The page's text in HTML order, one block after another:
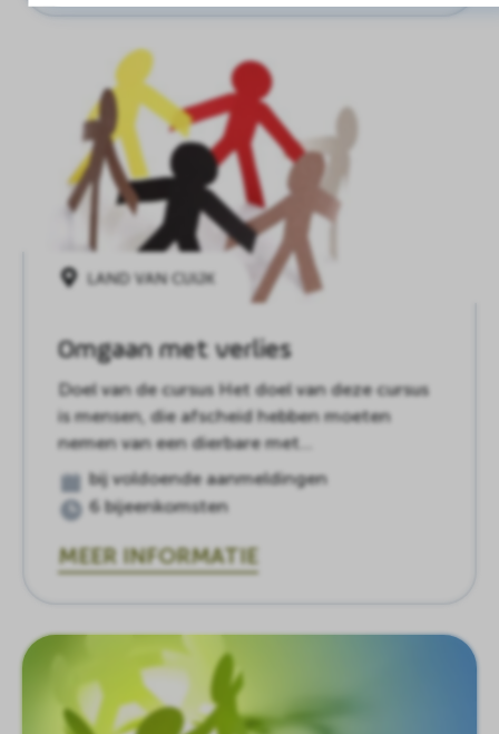
LAND VAN CUIJK
Omgaan met verlies
Doel van de cursus Het doel van deze cursus
is mensen, die afscheid hebben moeten
nemen van een dierbare met…
bij voldoende aanmeldingen
6 bijeenkomsten
MEER INFORMATIE